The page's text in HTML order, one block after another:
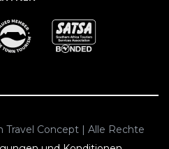
Travel Concept | Alle Rechte